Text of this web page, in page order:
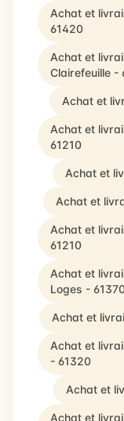
Achat et
61420
Achat et
Clairefeuille -
Achat et
Achat et
61210
Achat et
Achat et
Achat et
61210
Achat et
Loges -
Achat et
Achat et
- 61320
Achat et
Achat et